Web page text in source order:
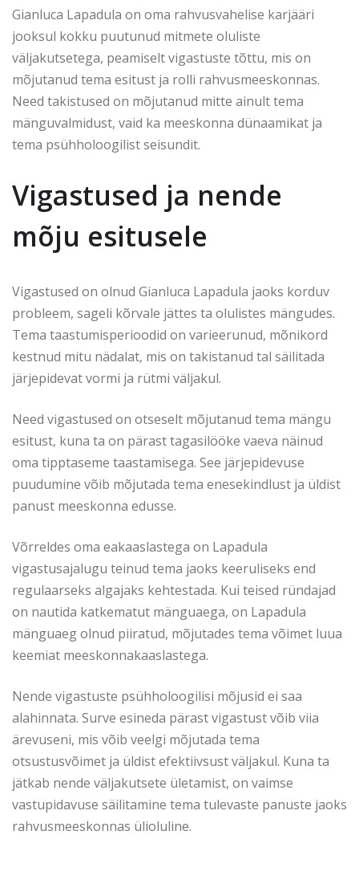
Gianluca Lapadula on oma rahvusvahelise karjääri
jooksul kokku puutunud mitmete oluliste
väljakutsetega, peamiselt vigastuste tõttu, mis on
mõjutanud tema esitust ja rolli rahvusmeeskonnas.
Need takistused on mõjutanud mitte ainult tema
mänguvalmidust, vaid ka meeskonna dünaamikat ja
tema psühholoogilist seisundit.
Vigastused ja nende
mõju esitusele
Vigastused on olnud Gianluca Lapadula jaoks korduv
probleem, sageli kõrvale jättes ta olulistes mängudes.
Tema taastumisperioodid on varieerunud, mõnikord
kestnud mitu nädalat, mis on takistanud tal säilitada
järjepidevat vormi ja rütmi väljakul.
Need vigastused on otseselt mõjutanud tema mängu
esitust, kuna ta on pärast tagasilööke vaeva näinud
oma tipptaseme taastamisega. See järjepidevuse
puudumine võib mõjutada tema enesekindlust ja üldist
panust meeskonna edusse.
Võrreldes oma eakaaslastega on Lapadula
vigastusajalugu teinud tema jaoks keeruliseks end
regulaarseks algajaks kehtestada. Kui teised ründajad
on nautida katkematut mänguaega, on Lapadula
mänguaeg olnud piiratud, mõjutades tema võimet luua
keemiat meeskonnakaaslastega.
Nende vigastuste psühholoogilisi mõjusid ei saa
alahinnata. Surve esineda pärast vigastust võib viia
ärevuseni, mis võib veelgi mõjutada tema
otsustusvõimet ja üldist efektiivsust väljakul. Kuna ta
jätkab nende väljakutsete ületamist, on vaimse
vastupidavuse säilitamine tema tulevaste panuste jaoks
rahvusmeeskonnas ülioluline.